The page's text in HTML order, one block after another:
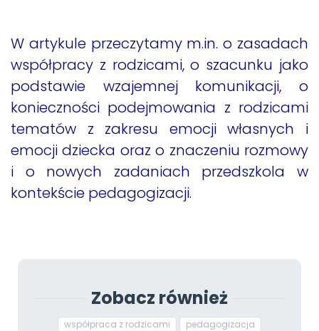
W artykule przeczytamy m.in. o zasadach
współpracy z rodzicami, o szacunku jako
podstawie wzajemnej komunikacji, o
konieczności podejmowania z rodzicami
tematów z zakresu emocji własnych i
emocji dziecka oraz o znaczeniu rozmowy
i o nowych zadaniach przedszkola w
kontekście pedagogizacji.
Zobacz również
współpraca z rodzicami
pedagogizacja